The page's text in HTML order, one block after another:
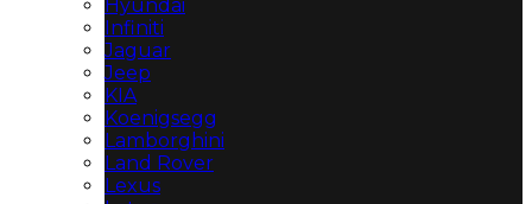
Hyundai
Infiniti
Jaguar
Jeep
KIA
Koenigsegg
Lamborghini
Land Rover
Lexus